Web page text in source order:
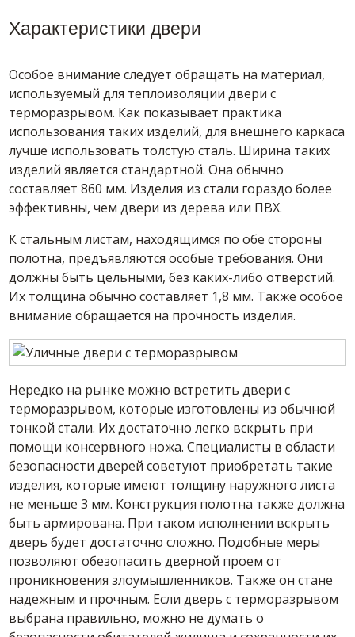
Характеристики двери
Особое внимание следует обращать на материал,
используемый для теплоизоляции двери с
терморазрывом. Как показывает практика
использования таких изделий, для внешнего каркаса
лучше использовать толстую сталь. Ширина таких
изделий является стандартной. Она обычно
составляет 860 мм. Изделия из стали гораздо более
эффективны, чем двери из дерева или ПВХ.
К стальным листам, находящимся по обе стороны
полотна, предъявляются особые требования. Они
должны быть цельными, без каких-либо отверстий.
Их толщина обычно составляет 1,8 мм. Также особое
внимание обращается на прочность изделия.
Нередко на рынке можно встретить двери с
терморазрывом, которые изготовлены из обычной
тонкой стали. Их достаточно легко вскрыть при
помощи консервного ножа. Специалисты в области
безопасности дверей советуют приобретать такие
изделия, которые имеют толщину наружного листа
не меньше 3 мм. Конструкция полотна также должна
быть армирована. При таком исполнении вскрыть
дверь будет достаточно сложно. Подобные меры
позволяют обезопасить дверной проем от
проникновения злоумышленников. Также он стане
надежным и прочным. Если дверь с терморазрывом
выбрана правильно, можно не думать о